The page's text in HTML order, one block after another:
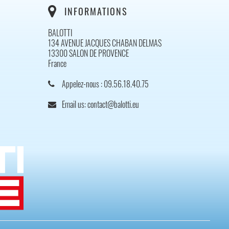
INFORMATIONS
BALOTTI
134 AVENUE JACQUES CHABAN DELMAS
13300 SALON DE PROVENCE
France
Appelez-nous :09.56.18.40.75
Email us:contact@balotti.eu